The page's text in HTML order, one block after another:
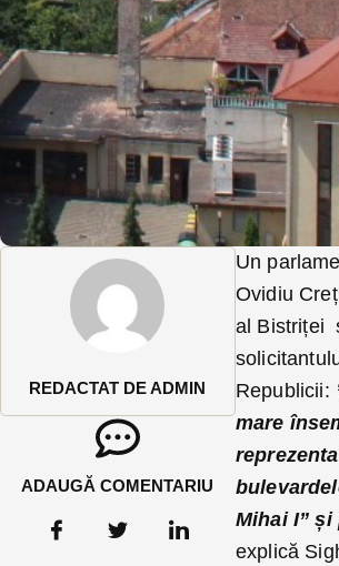
REDACTAT DE ADMIN
ADAUGĂ COMENTARIU
Un
Ovidiu
al Bistriței
Republicii:
mare
Mihai I”
explică